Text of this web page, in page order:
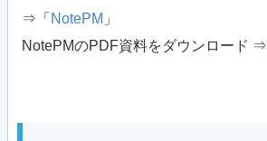
⇒「 NotePM 」
NotePMのPDF資料をダウンロード ⇒